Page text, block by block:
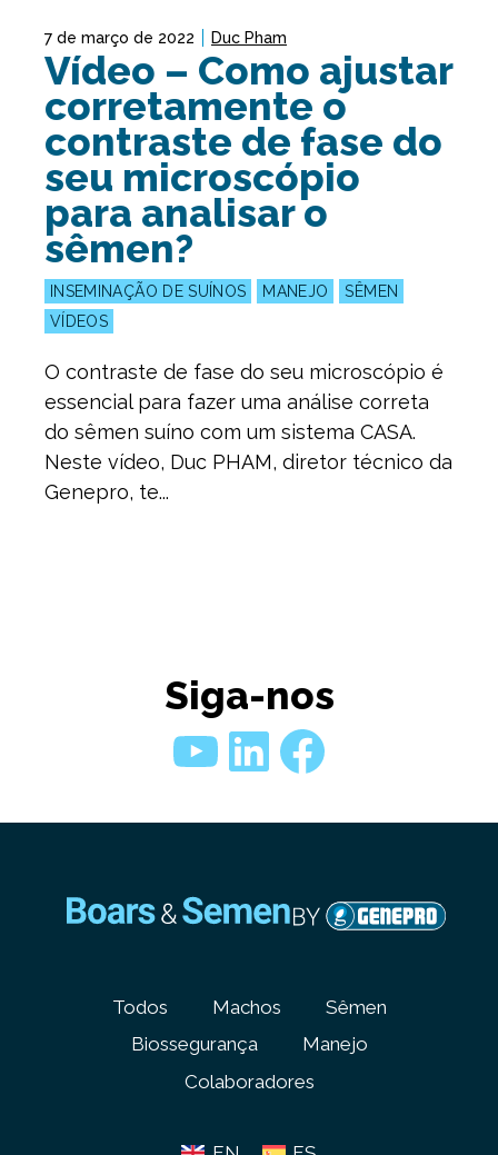
7 de março de 2022 Duc Pham
Vídeo – Como ajustar
corretamente o
contraste de fase do
seu microscópio
para analisar o
sêmen?
INSEMINAÇÃO DE SUÍNOS MANEJO
SÊMEN
VÍDEOS
O contraste de fase do seu microscópio é
essencial para fazer uma análise correta
do sêmen suíno com um sistema CASA.
Neste vídeo, Duc PHAM, diretor técnico da
Genepro, te...
Siga-nos
Youtube
LinkedIn
Todos Machos
Sêmen
Biossegurança
Manejo
Colaboradores